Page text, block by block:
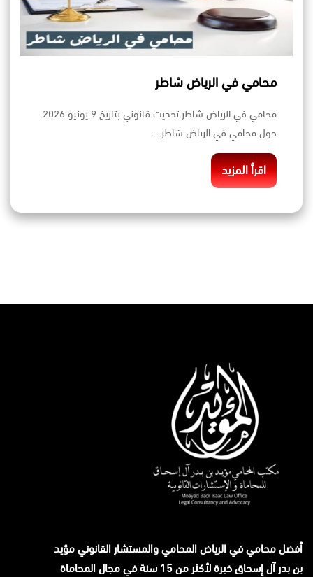
محامي في الرياض شاطر
محامي في الرياض شاطر تحديث قانوني بتاريخ 9 يونيو 2026
حول محامي في الرياض شاطر…
اقرأ المزيد
أفضل محامي في الرياض المحامي والمستشار القانونيمؤيد
بن بدر آل إسحاق
خبرة لأكثر من 15 سنة في مجال المحاماة